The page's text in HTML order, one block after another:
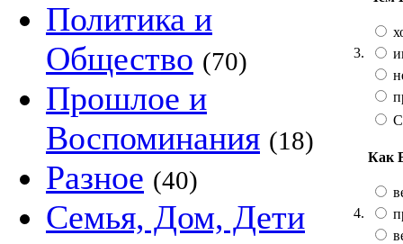
Политика и
Общество (70)
Прошлое и
Воспоминания (18)
Разное (40)
Семья, Дом, Дети
3.
4.
Как